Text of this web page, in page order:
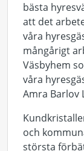
bästa
att det
våra
mångårigt
Väsbyhem
våra
Amra Barlov
och
största